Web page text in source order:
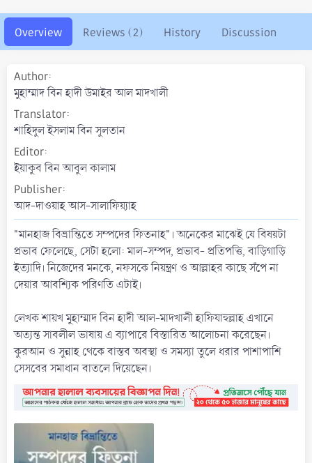
r
i
o
e
Overview Reviews (2) History Discussion
Author
মুহাম্মাদ বিন হাদী উমাইর আল মাদখালী
Translator
শাহিদুল ইসলাম বিন সুলতান
Editor
ইয়াকুব বিন আবুল কালাম
Publisher
আদ-দাওয়াহ আস-সালাফিয়্যাহ
"মানহাজ বিভ্রান্তিতে সম্পদের ফিতনাহ"। অনেকের মাঝেই যে বিষয়টা
প্রভাব ফেলেছে, সেটা হলো: মাল-সম্পদ, প্রভাব- প্রতিপত্তি, বাড়িগাড়ি
ইত্যাদি। নিজেদের মনকে, নফসকে নিয়ন্ত্রণ ও আল্লাহর কাছে সঁপে না
দেয়ার আবশ্যিক পরিণতি এটাই।
লেখক শায়খ মুহাম্মাদ বিন হাদী আল-মাদখালী হাফিযাহুল্লাহ এখানে
অত্যন্ত সাবলীল ভাষায় এ ব্যাপারে বিস্তারিত আলোচনা করেছেন।
কুরআন ও সুন্নাহ থেকে বাস্তব অবস্থা ও সমস্যা তুলে ধরার পাশাপাশি
সেসবের সমাধান বাতলে দিয়েছেন।